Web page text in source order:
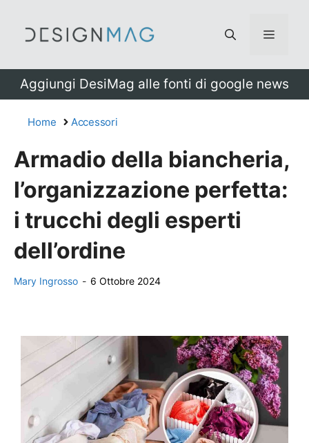
Menu
Aggiungi DesiMag alle fonti di google news
Home Accessori
Armadio della biancheria,
l’organizzazione perfetta:
i trucchi degli esperti
dell’ordine
Mary Ingrosso - 6 Ottobre 2024